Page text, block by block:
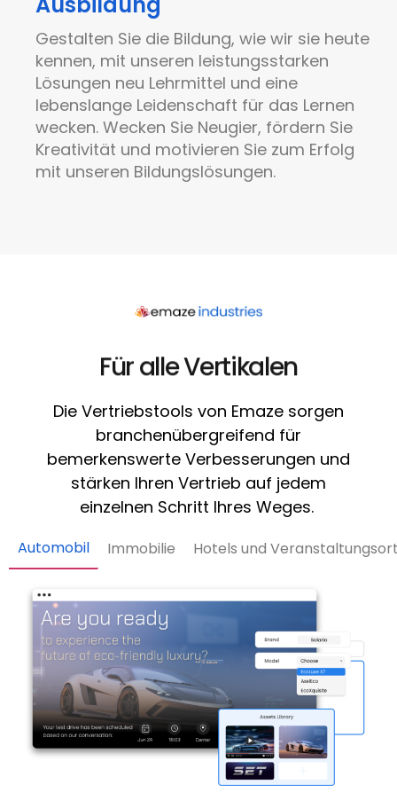
Gestalten Sie die Bildung, wie wir sie heute
kennen, mit unseren leistungsstarken
Lösungen neu Lehrmittel und eine
lebenslange Leidenschaft für das Lernen
wecken. Wecken Sie Neugier, fördern Sie
Kreativität und motivieren Sie zum Erfolg
mit unseren Bildungslösungen.
Für alle Vertikalen
Die Vertriebstools von Emaze sorgen
branchenübergreifend für
bemerkenswerte Verbesserungen und
stärken Ihren Vertrieb auf jedem
einzelnen Schritt Ihres Weges.
Automobil Immobilie Hotels und